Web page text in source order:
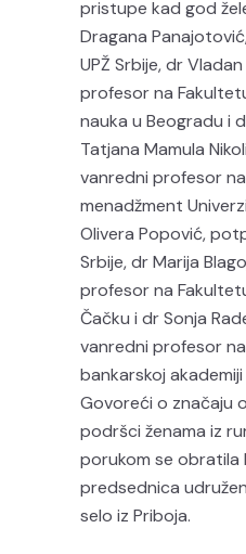
pristupe kad god
Dragana
UPŽ Srbije, dr
profesor na
nauka u Beogradu i
Tatjana Mamula
vanredni profesor
menadžment
Olivera Popović,
Srbije, dr Marija
profesor na
Čačku i dr Sonja
vanredni profesor
bankarskoj
Govoreći o značaju
podršci ženama iz
porukom se obratila
predsednica
selo iz Priboja.